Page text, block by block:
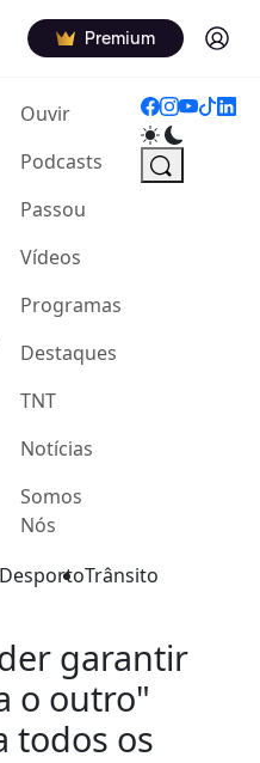
Premium Log in
Ouvir(current)
Podcasts
Passou
Vídeos
Programas
Destaques
TNT
Notícias
Somos
Nós
DesportoTrânsito
garantir
o outro"
todos os